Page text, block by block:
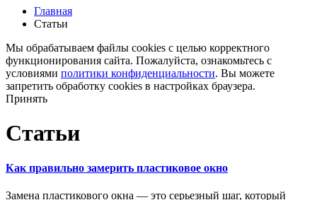
Главная
Статьи
Мы обрабатываем файлы cookies с целью корректного
функционирования сайта. Пожалуйста, ознакомьтесь с
условиями политики конфиденциальности. Вы можете
запретить обработку cookies в настройках браузера.
Принять
Статьи
Как правильно замерить пластиковое окно
Замена пластикового окна — это серьезный шаг, который